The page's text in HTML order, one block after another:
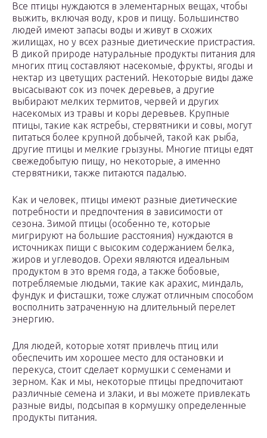
Все птицы нуждаются в элементарных вещах, чтобы
выжить, включая воду, кров и пищу. Большинство
людей имеют запасы воды и живут в схожих
жилищах, но у всех разные диетические пристрастия.
В дикой природе натуральные продукты питания для
многих птиц составляют насекомые, фрукты, ягоды и
нектар из цветущих растений. Некоторые виды даже
высасывают сок из почек деревьев, а другие
выбирают мелких термитов, червей и других
насекомых из травы и коры деревьев. Крупные
птицы, такие как ястребы, стервятники и совы, могут
питаться более крупной добычей, такой как рыба,
другие птицы и мелкие грызуны. Многие птицы едят
свежедобытую пищу, но некоторые, а именно
стервятники, также питаются падалью.
Как и человек, птицы имеют разные диетические
потребности и предпочтения в зависимости от
сезона. Зимой птицы (особенно те, которые
мигрируют на большие расстояния) нуждаются в
источниках пищи с высоким содержанием белка,
жиров и углеводов. Орехи являются идеальным
продуктом в это время года, а также бобовые,
потребляемые людьми, такие как арахис, миндаль,
фундук и фисташки, тоже служат отличным способом
восполнить затраченную на длительный перелет
энергию.
Для людей, которые хотят привлечь птиц или
обеспечить им хорошее место для остановки и
перекуса, стоит сделает кормушки с семенами и
зерном. Как и мы, некоторые птицы предпочитают
различные семена и злаки, и вы можете привлекать
разные виды, подсыпая в кормушку определенные
продукты питания.